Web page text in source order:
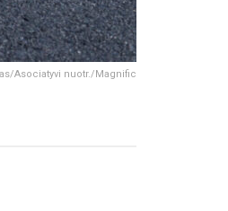
Asociatyvi nuotr./Magnific